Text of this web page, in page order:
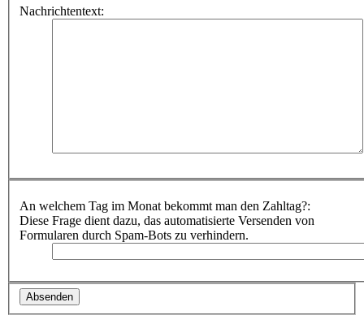
Nachrichtentext:
An welchem Tag im Monat bekommt man den Zahltag?:
Diese Frage dient dazu, das automatisierte Versenden von
Formularen durch Spam-Bots zu verhindern.